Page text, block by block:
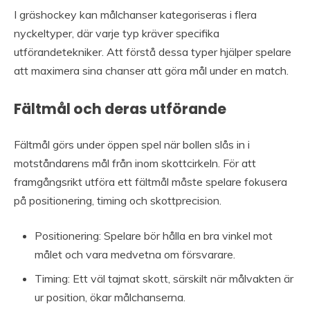
I gräshockey kan målchanser kategoriseras i flera
nyckeltyper, där varje typ kräver specifika
utförandetekniker. Att förstå dessa typer hjälper spelare
att maximera sina chanser att göra mål under en match.
Fältmål och deras utförande
Fältmål görs under öppen spel när bollen slås in i
motståndarens mål från inom skottcirkeln. För att
framgångsrikt utföra ett fältmål måste spelare fokusera
på positionering, timing och skottprecision.
Positionering: Spelare bör hålla en bra vinkel mot
målet och vara medvetna om försvarare.
Timing: Ett väl tajmat skott, särskilt när målvakten är
ur position, ökar målchanserna.